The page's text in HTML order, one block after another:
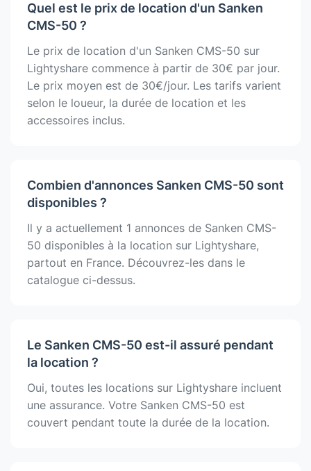
Quel est le prix de location d'un Sanken
CMS-50 ?
Le prix de location d'un Sanken CMS-50 sur
Lightyshare commence à partir de 30€ par jour.
Le prix moyen est de 30€/jour. Les tarifs varient
selon le loueur, la durée de location et les
accessoires inclus.
Combien d'annonces Sanken CMS-50 sont
disponibles ?
Il y a actuellement 1 annonces de Sanken CMS-
50 disponibles à la location sur Lightyshare,
partout en France. Découvrez-les dans le
catalogue ci-dessus.
Le Sanken CMS-50 est-il assuré pendant
la location ?
Oui, toutes les locations sur Lightyshare incluent
une assurance. Votre Sanken CMS-50 est
couvert pendant toute la durée de la location.